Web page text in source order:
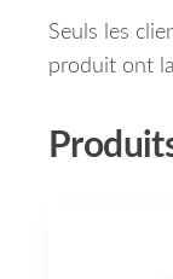
Seuls les
produit ont